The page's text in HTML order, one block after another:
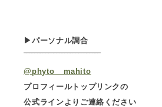
▶︎パーソナル調合
‾‾‾‾‾‾‾‾‾‾‾‾‾‾‾‾‾‾‾‾‾‾‾‾‾‾‾‾
@phyto__mahito
プロフィールトップリンクの
公式ラインよりご連絡ください